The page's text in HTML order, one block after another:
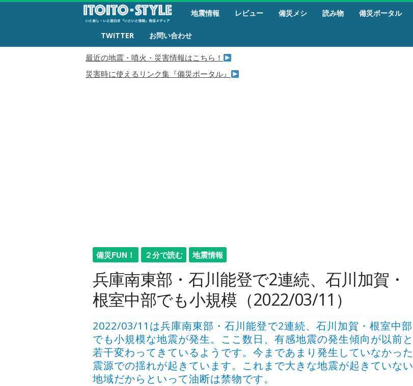
活
地震情報 レビュー 備災メシ 読み物 備災ポータル
TWITTER お問い合わせ
最近の地震・噴火・災害情報はこちら！
災害時に使えるリンク集『備災ポータル』
備災FUN！ ２分で読む 地震情報
兵庫南東部・石川能登で2連続、石川加賀・
根室中部でも小規模（2022/03/11）
2022/03/11は兵庫南東部・石川能登で2連続、石川加賀・根室中部
でも小規模な地震が発生。ここ数日、有感地震の発生傾向が以前と
若干変わってきているようです。今まであまり発生していなかった
震源での揺れが起きています。これまで大きな地震が起きていない
地域だからといって油断は禁物です。